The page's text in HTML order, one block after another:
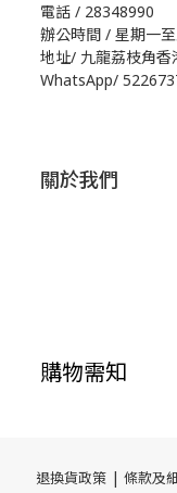
電話 / 28348990
辦公時間 / 星期一
地址/ 九龍荔枝角
WhatsApp/
關於我們
購物需知
退換貨政策 | 條款及